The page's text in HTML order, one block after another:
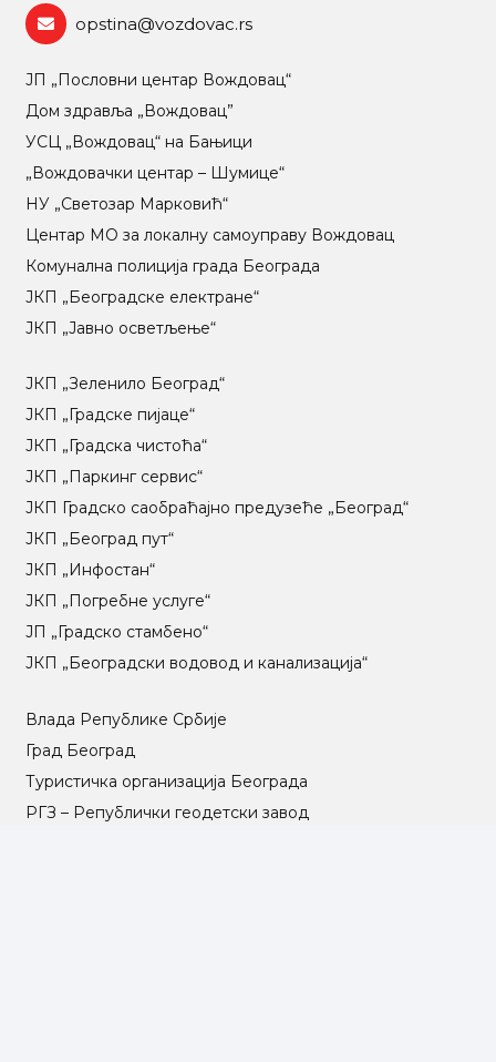
opstina@vozdovac.rs
ЈП „Пословни центар Вождовац“
Дом здравља „Вождовац”
УСЦ „Вождовац“ на Бањици
„Вождовачки центар – Шумице“
НУ „Светозар Марковић“
Центар МO за локалну самоуправу Вождовац
Комунална полиција града Београда
ЈКП „Београдске електране“
ЈКП „Јавно осветљење“
ЈКП „Зеленило Београд“
ЈКП „Градске пијаце“
ЈКП „Градска чистоћа“
ЈКП „Паркинг сервис“
ЈКП Градско саобраћајно предузеће „Београд“
ЈКП „Београд пут“
ЈКП „Инфостан“
ЈКП „Погребне услуге“
ЈП „Градско стамбено“
ЈКП „Београдски водовод и канализација“
Влада Републике Србије
Град Београд
Туристичка организација Београда
РГЗ – Републички геодетски завод